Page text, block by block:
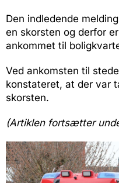
Den indledende
en skorsten og derfor
ankommet til
Ved ankomsten til
konstateret, at der var
skorsten.
(Artiklen fortsætter